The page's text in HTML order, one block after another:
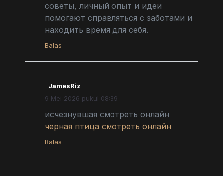
советы, личный опыт и идеи
помогают справляться с заботами и
находить время для себя.
Balas
JamesRiz
9 Mei 2026 pukul 08:39
исчезнувшая смотреть онлайн
черная птица смотреть онлайн
Balas